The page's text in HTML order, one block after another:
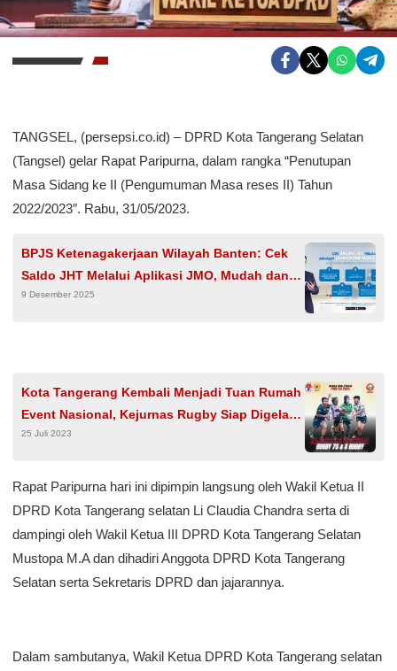
TANGSEL, (persepsi.co.id) – DPRD Kota Tangerang Selatan
(Tangsel) gelar Rapat Paripurna, dalam rangka “Penutupan
Masa Sidang ke II (Pengumuman Masa reses II) Tahun
2022/2023″. Rabu, 31/05/2023.
BPJS Ketenagakerjaan Wilayah Banten: Cek
Saldo JHT Melalui Aplikasi JMO, Mudah dan
Cepat
9 Desember 2025
Kota Tangerang Kembali Menjadi Tuan Rumah
Event Nasional, Kejurnas Rugby Siap Digelar
di Stadion Benteng Reborn
25 Juli 2023
Rapat Paripurna hari ini dipimpin langsung oleh Wakil Ketua II
DPRD Kota Tangerang selatan Li Claudia Chandra serta di
dampingi oleh Wakil Ketua III DPRD Kota Tangerang Selatan
Mustopa M.A dan dihadiri Anggota DPRD Kota Tangerang
Selatan serta Sekretaris DPRD dan jajarannya.
Dalam sambutanya, Wakil Ketua DPRD Kota Tangerang selatan